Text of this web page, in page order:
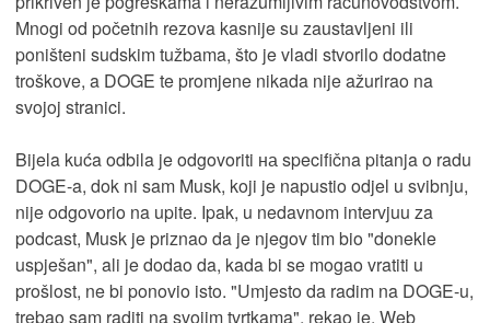
Mnogi od početnih rezova kasnije su zaustavljeni ili
poništeni sudskim tužbama, što je vladi stvorilo dodatne
troškove, a DOGE te promjene nikada nije ažurirao na
svojoj stranici.
Bijela kuća odbila je odgovoriti на specifična pitanja o radu
DOGE-a, dok ni sam Musk, koji je napustio odjel u svibnju,
nije odgovorio na upite. Ipak, u nedavnom intervjuu za
podcast, Musk je priznao da je njegov tim bio "donekle
uspješan", ali je dodao da, kada bi se mogao vratiti u
prošlost, ne bi ponovio isto. "Umjesto da radim na DOGE-u,
trebao sam raditi na svojim tvrtkama", rekao je. Web